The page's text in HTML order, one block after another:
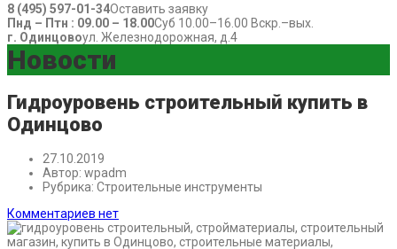
8 (495) 597-01-34Оставить заявку
Пнд – Птн : 09.00 – 18.00Суб 10.00–16.00 Вскр.–вых.
г. Одинцовоул. Железнодорожная, д.4
Новости
Гидроуровень строительный купить в
Одинцово
27.10.2019
Автор: wpadm
Рубрика: Строительные инструменты
Комментариев нет